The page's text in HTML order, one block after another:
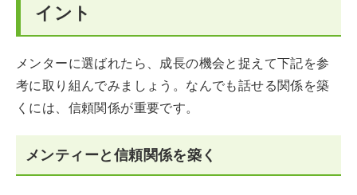
イント
メンターに選ばれたら、成長の機会と捉えて下記を参
考に取り組んでみましょう。なんでも話せる関係を築
くには、信頼関係が重要です。
メンティーと信頼関係を築く